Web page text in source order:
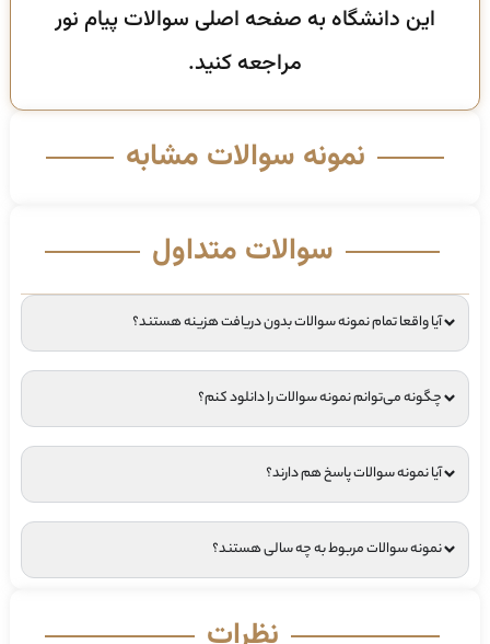
این دانشگاه به صفحه اصلی سوالات پیام نور
مراجعه کنید.
نمونه سوالات مشابه
سوالات متداول
آیا واقعا تمام نمونه سوالات بدون دریافت هزینه هستند؟
چگونه می‌توانم نمونه سوالات را دانلود کنم؟
آیا نمونه سوالات پاسخ هم دارند؟
نمونه سوالات مربوط به چه سالی هستند؟